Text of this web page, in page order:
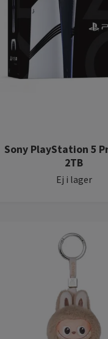
Sony PlayStation 5
2TB
Ej i lager